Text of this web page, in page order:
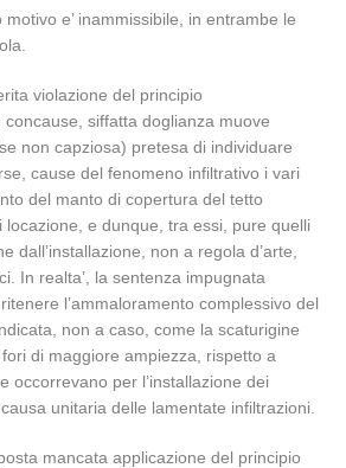
e’ inammissibile, in entrambe le
violazione del principio
concause, siffatta doglianza muove
non capziosa) pretesa di individuare
cause del fenomeno infiltrativo i vari
del manto di copertura del tetto
locazione, e dunque, tra essi, pure quelli
dall’installazione, non a regola d’arte,
In realta’, la sentenza impugnata
l’ammaloramento complessivo del
non a caso, come la scaturigine
di maggiore ampiezza, rispetto a
occorrevano per l’installazione dei
unitaria delle lamentate infiltrazioni.
mancata applicazione del principio